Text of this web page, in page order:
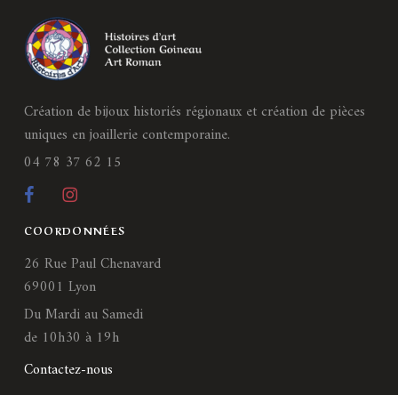
Création de bijoux historiés régionaux et création de pièces
uniques en joaillerie contemporaine.
04 78 37 62 15
COORDONNÉES
26 Rue Paul Chenavard
69001 Lyon
Du Mardi au Samedi
de 10h30 à 19h
Contactez-nous